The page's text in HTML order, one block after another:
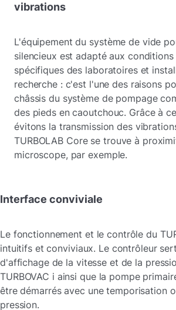
vibrations
L'équipement du système de vide
silencieux est adapté aux
spécifiques des laboratoires et
recherche : c'est l'une des raisons
châssis du système de pompage
des pieds en caoutchouc. Grâce à
évitons la transmission des
TURBOLAB Core se trouve à
microscope, par exemple.
Interface conviviale
Le fonctionnement et le contrôle du
intuitifs et conviviaux. Le contrôleur
d'affichage de la vitesse et de la
TURBOVAC i ainsi que la pompe
être démarrés avec une temporisation
pression.